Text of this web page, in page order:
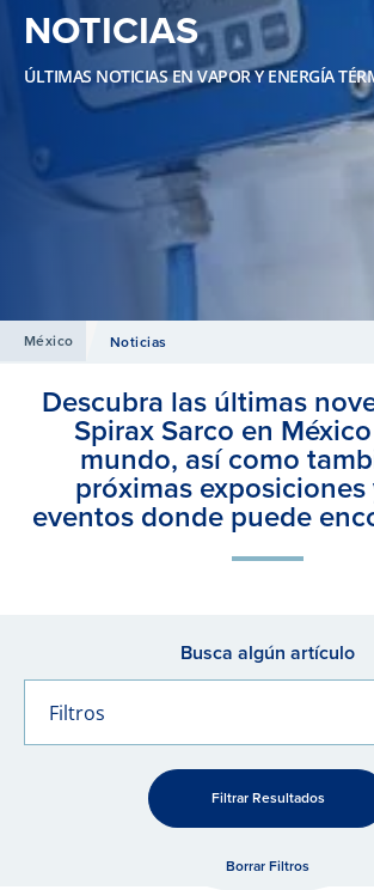
NOTICIAS
ÚLTIMAS NOTICIAS EN VAPOR Y ENERGÍA
México Noticias
Descubra las últimas
Spirax Sarco en
mundo, así como
próximas
eventos donde puede
Busca algún artículo
Filtros
Filtrar Resultados
Borrar Filtros